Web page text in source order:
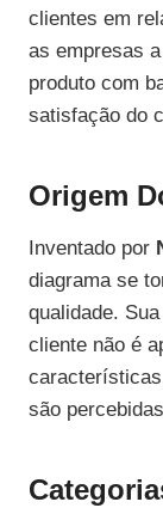
clientes em
as empresas
produto com
satisfação do
Origem
Inventado por
diagrama se
qualidade.
cliente não é
são